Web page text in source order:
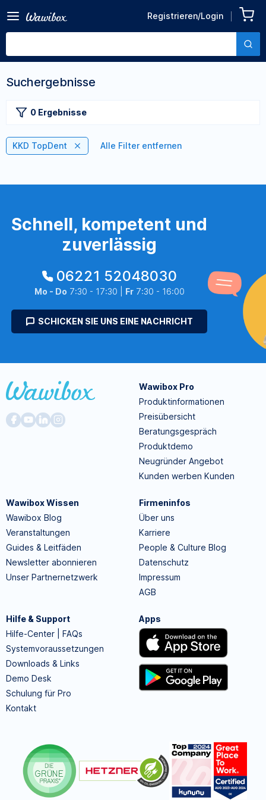
Registrieren/Login
Suchergebnisse
0 Ergebnisse
KKD TopDent Alle Filter entfernen
Schnell, kompetent und
zuverlässig
06221 52048030
Mo - Do 7:30 - 17:30 | Fr7:30 - 16:00
SCHICKEN SIE UNS EINE NACHRICHT
Wawibox Pro
Produktinformationen
Preisübersicht
Beratungsgespräch
Produktdemo
Neugründer Angebot
Kunden werben Kunden
Wawibox Wissen
Wawibox Blog
Veranstaltungen
Guides & Leitfäden
Newsletter abonnieren
Unser Partnernetzwerk
Firmeninfos
Über uns
Karriere
People & Culture Blog
Datenschutz
Impressum
AGB
Hilfe & Support
Hilfe-Center | FAQs
Systemvoraussetzungen
Downloads & Links
Demo Desk
Schulung für Pro
Kontakt
Apps